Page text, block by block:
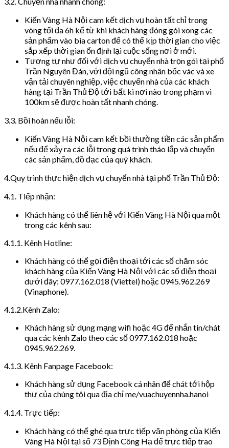
Kiến Vàng Hà Nội cam kết dịch vụ hoàn tất chỉ trong
vòng tối đa 6h kể từ khi khách hàng đóng gói xong các
sản phẩm vào bìa carton để có thể kịp thời gian cho việc
sắp xếp thời gian ổn định lại cuộc sống nơi ở mới.
Tương tự như đối với dịch vụ chuyển nhà trọn gói tại phố
Trần Nguyên Đán, với đội ngũ công nhân bốc vác và xe
vận tải chuyên nghiệp, việc chuyển nhà của các khách
hàng tại Trần Thủ Độ tới bất kì nơi nào trong phạm vi
100km sẽ được hoàn tất nhanh chóng.
3.3. Bồi hoàn nếu lỗi:
Kiến Vàng Hà Nội cam kết bồi thường tiền các sản phẩm
nếu để xảy ra các lỗi trong quá trình tháo lắp và chuyển
các sản phẩm, đồ đạc của quý khách.
4.Quy trình thực hiện dịch vụ chuyển nhà tại phố Trần Thủ Độ:
4.1. Tiếp nhận:
Khách hàng có thể liên hệ với Kiến Vàng Hà Nội qua một
trong các kênh sau:
4.1.1. Kênh Hotline:
Khách hàng có thể gọi điện thoại tới các số chăm sóc
khách hàng của Kiến Vàng Hà Nội với các số điện thoại
dưới đây: 0977.162.018 (Viettel) hoặc 0945.962.269
(Vinaphone).
4.1.2.Kênh Zalo:
Khách hàng sử dụng mạng wifi hoặc 4G để nhắn tin/chát
qua các kênh Zalo theo các số 0977.162.018 hoặc
0945.962.269.
4.1.3. Kênh Fanpage Facebook:
Khách hàng sử dụng Facebook cá nhân để chát tới hộp
thư của chúng tôi qua địa chỉ me/vuachuyennha.hanoi
4.1.4. Trực tiếp:
Khách hàng có thể ghé qua trực tiếp văn phòng của Kiến
Vàng Hà Nội tại số 73 Định Công Hạ để trực tiếp trao